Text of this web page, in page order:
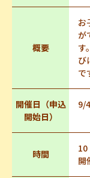
概要
お
が
す
び
で
開催日（申込
開始日）
9/
時間
開